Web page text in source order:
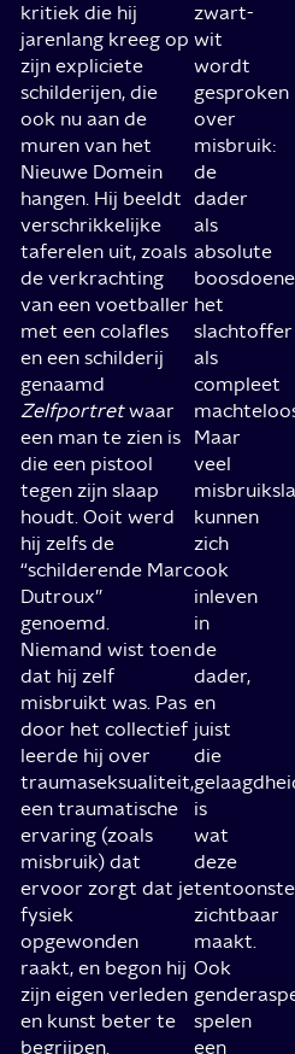
kritiek die hij
jarenlang kreeg op
zijn expliciete
schilderijen, die
ook nu aan de
muren van het
Nieuwe Domein
hangen. Hij beeldt
verschrikkelijke
taferelen uit, zoals
de verkrachting
van een voetballer
met een colafles
en een schilderij
genaamd
Zelfportretwaar
een man te zien is
die een pistool
tegen zijn slaap
houdt. Ooit werd
hij zelfs de
“schilderende Marc
Dutroux”
genoemd.
Niemand wist toen
dat hij zelf
misbruikt was. Pas
door het collectief
leerde hij over
traumaseksualiteit,
een traumatische
ervaring (zoals
misbruik) dat
ervoor zorgt dat je
fysiek
opgewonden
raakt, en begon hij
zijn eigen verleden
en kunst beter te
begrijpen.
zwart-
wit
wordt
gesproken
over
misbruik:
de
dader
als
absolute
het
slachtoffer
als
compleet
Maar
veel
kunnen
zich
ook
inleven
in
de
dader,
en
juist
die
is
wat
deze
zichtbaar
maakt.
Ook
spelen
een